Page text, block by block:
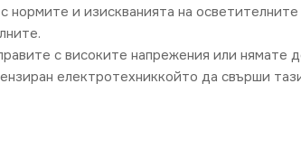
нормите и изискванията на
с високите напрежения или нямате
електротехниккойто да свърши